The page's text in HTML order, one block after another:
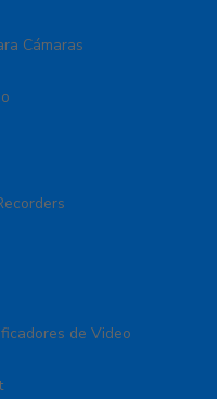
Cámaras
de Video